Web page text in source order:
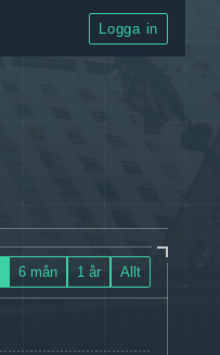
Logga in
6 mån 1 år Allt